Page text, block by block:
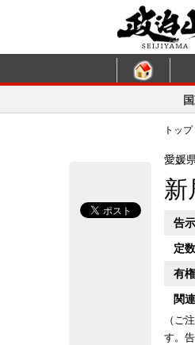
トップ
愛媛
新
告
定
有
関
（ご
す。